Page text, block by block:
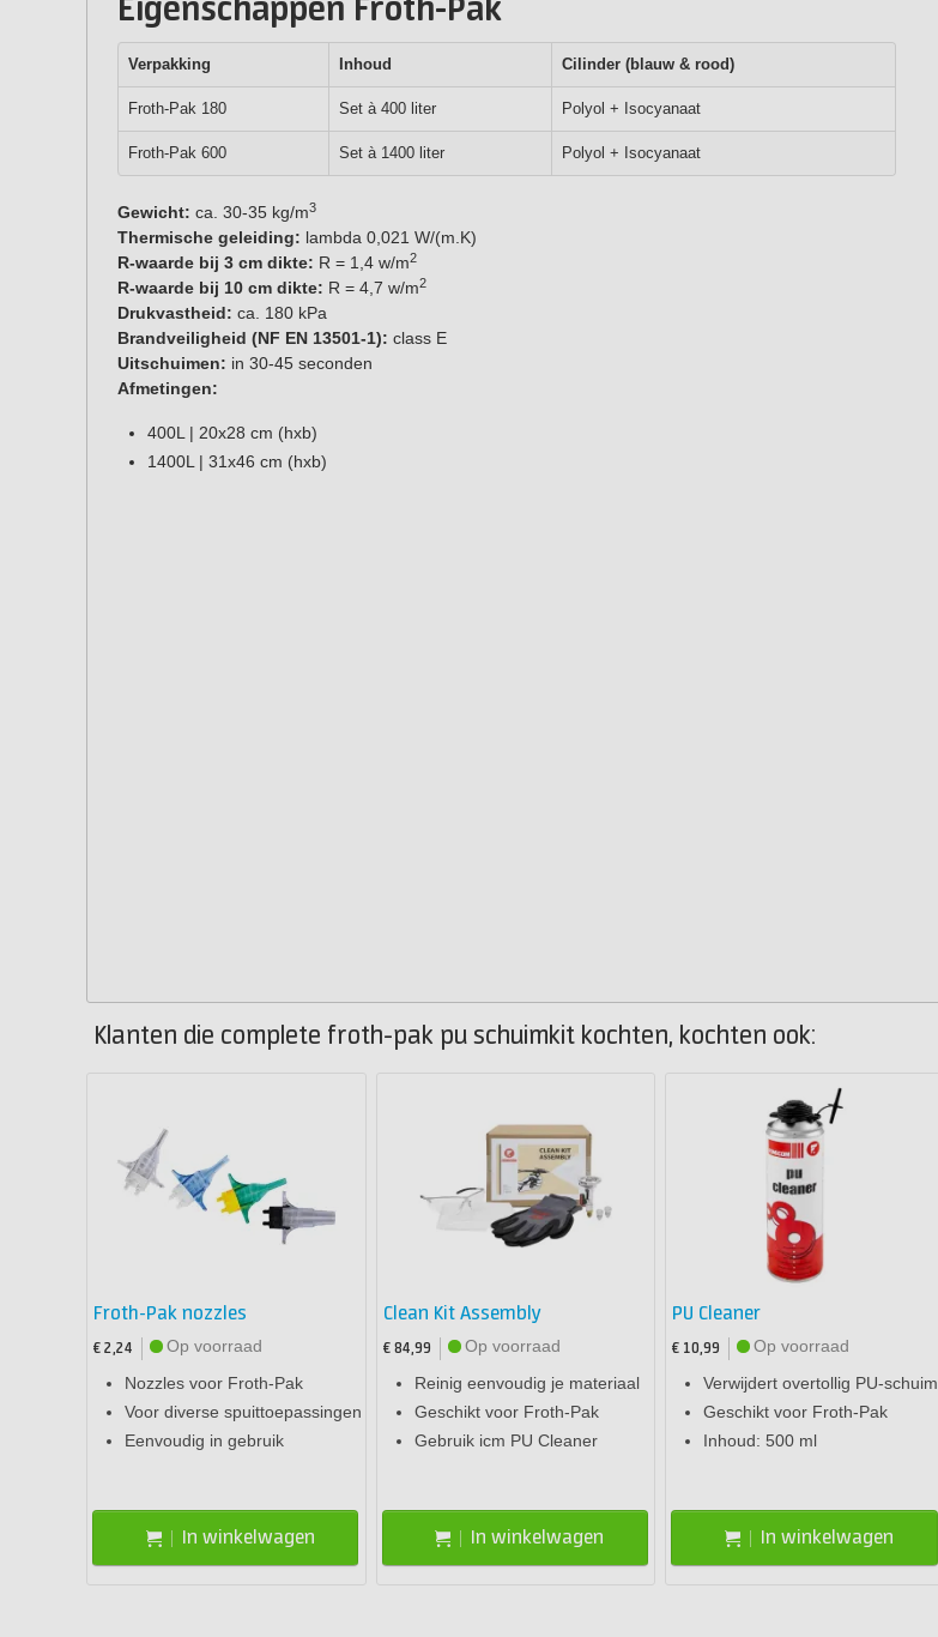
Eigenschappen Froth-Pak
Verpakking Inhoud Cilinder (blauw & rood)
Froth-Pak 180 Set à 400 liter Polyol + Isocyanaat
Froth-Pak 600 Set à 1400 liter Polyol + Isocyanaat
Gewicht: ca. 30-35 kg/m3
Thermische geleiding: lambda 0,021 W/(m.K)
R-waarde bij 3 cm dikte: R = 1,4 w/m2
R-waarde bij 10 cm dikte: R = 4,7 w/m2
Drukvastheid: ca. 180 kPa
Brandveiligheid (NF EN 13501-1): class E
Uitschuimen: in 30-45 seconden
Afmetingen:
400L | 20x28 cm (hxb)
1400L | 31x46 cm (hxb)
Klanten die complete froth-pak pu schuimkit kochten, kochten ook:
Froth-Pak nozzles
€ 2,24
Op voorraad
Nozzles voor Froth-Pak
Voor diverse spuittoepassingen
Eenvoudig in gebruik
In winkelwagen
Clean Kit Assembly
€ 84,99
Op voorraad
Reinig eenvoudig je materiaal
Geschikt voor Froth-Pak
Gebruik icm PU Cleaner
In winkelwagen
PU Cleaner
€ 10,99
Op voorraad
Verwijdert overtollig PU-schuim
Geschikt voor Froth-Pak
Inhoud: 500 ml
In winkelwagen